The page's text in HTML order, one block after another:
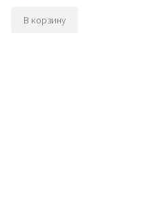
В корзину